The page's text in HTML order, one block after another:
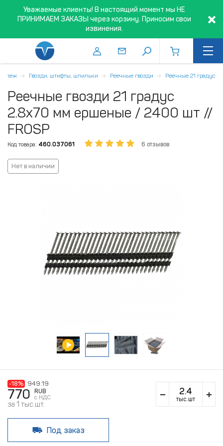
Уважаемые клиенты! В настоящий момент мы НЕ
ПРИНИМАЕМ ЗАКАЗЫ через корзину. Приносим свои
извинения.
Гвозди, штифты, шпильки Реечные гвозди Реечные 21 градус
Реечные гвозди 21 градус
2.8х70 мм ершеные / 2400 шт //
FROSP
Код товара: 460.037061 6 отзывов
Нет в наличии
-18% 949.19
770
RUB
c НДС
за 1 тыс.шт.
тыс.шт
Под заказ